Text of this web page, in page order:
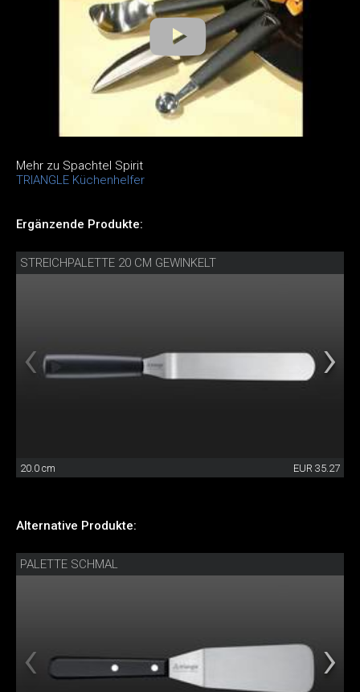
Mehr zu Spachtel Spirit
TRIANGLE Küchenhelfer
Ergänzende Produkte:
STREICHPALETTE 20 CM GEWINKELT
20.0 cm EUR 35.27
Alternative Produkte:
PALETTE SCHMAL